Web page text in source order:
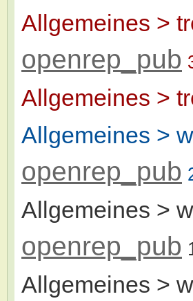
Allgemeines >
openrep_pub
Allgemeines >
Allgemeines >
openrep_pub
Allgemeines >
openrep_pub
Allgemeines >